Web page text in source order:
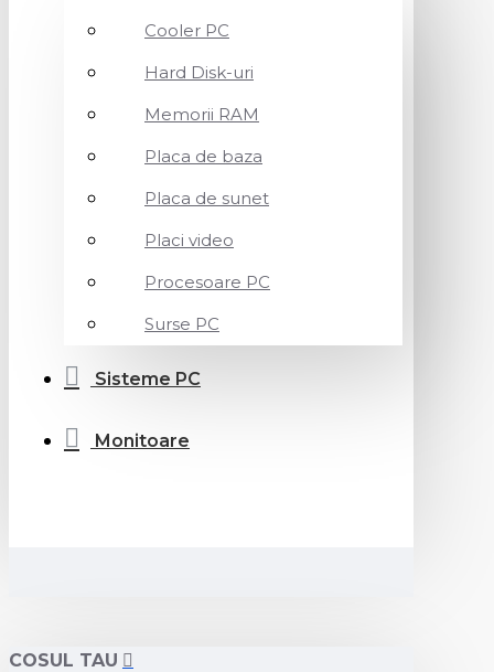
Cooler PC
Hard Disk-uri
Memorii RAM
Placa de baza
Placa de sunet
Placi video
Procesoare PC
Surse PC
Sisteme PC
Monitoare
COSUL TAU